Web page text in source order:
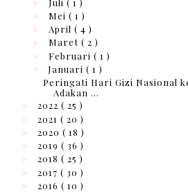
Mei ( 1 )
April ( 4 )
Maret ( 2 )
Februari ( 1 )
Januari ( 1 )
Peringati Hari Gizi Nasional
Adakan ...
2022 ( 25 )
2021 ( 20 )
2020 ( 18 )
2019 ( 36 )
2018 ( 25 )
2017 ( 30 )
2016 ( 10 )